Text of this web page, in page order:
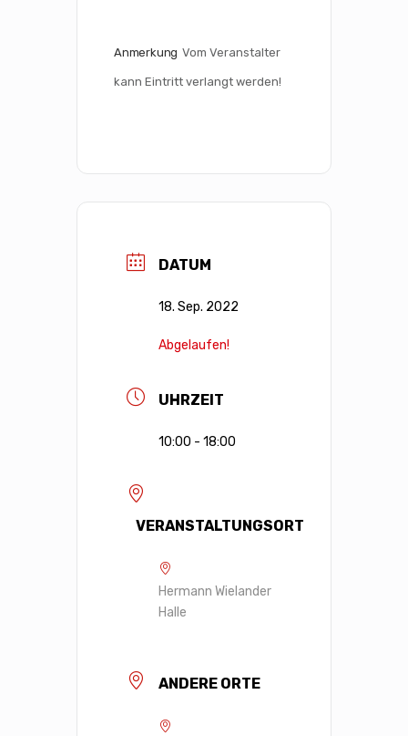
Anmerkung Vom Veranstalter
kann Eintritt verlangt werden!
DATUM
18. Sep. 2022
Abgelaufen!
UHRZEIT
10:00 - 18:00
VERANSTALTUNGSORT
Hermann Wielander
Halle
ANDERE ORTE